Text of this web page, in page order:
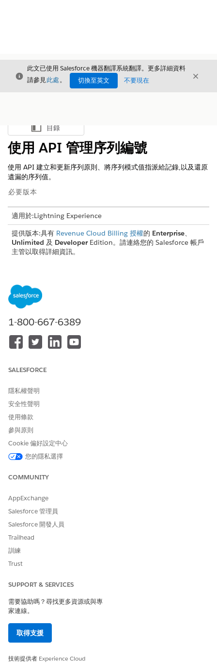
結束
此文已使用 Salesforce 機器翻譯系統翻譯。更多詳細資料
請參見此處。 切換至英文 不要現在 結束
顯示目錄
目錄
使用 API 管理序列編號
使用 API 建立和更新序列原則、將序列模式值指派給記錄,以及還原
遺漏的序列值。
必要版本
適用於:Lightning Experience
提供版本:具有 Revenue Cloud Billing 授權的 Enterprise、
Unlimited 及 DeveloperEdition。請連絡您的 Salesforce 帳戶
主管以取得詳細資訊。
建立序列原則,為所有已張貼的
發票和貸項憑單設定唯一的序
號。
更新序列原則的設定,此原則會
定義使用特定模式、值和篩選
條件產生唯一、序列數字的方
根據設定的序列原則將序列模
還原在啟用無間隙序列中使用
此 API 識別的遺漏序列值。此
序列值稍後可用於後續的序列
原則編號,以確保沒有間隙。
1-800-667-6389
SALESFORCE
隱私權聲明
安全性聲明
使用條款
參與原則
Cookie 偏好設定中心
您的隱私選擇
COMMUNITY
AppExchange
Salesforce 管理員
Salesforce 開發人員
Trailhead
訓練
Trust
SUPPORT & SERVICES
需要協助嗎？尋找更多資源或與專
家連線。
取得支援
技術提供者 Experience Cloud